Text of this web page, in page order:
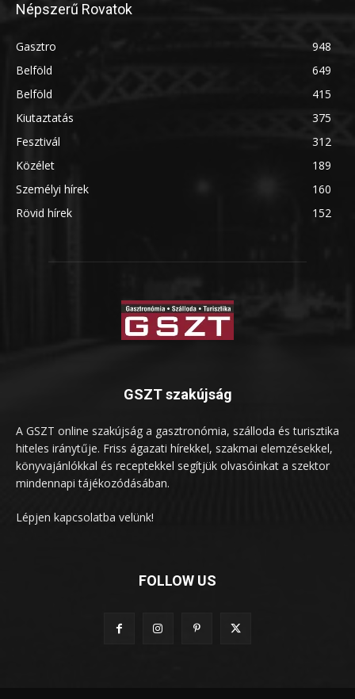
Népszerű Rovatok
Gasztro
948
Belföld
649
Belföld
415
Kiutaztatás
375
Fesztivál
312
Közélet
189
Személyi hírek
160
Rövid hírek
152
GSZT szakújság
A GSZT online szakújság a gasztronómia, szálloda és turisztika
hiteles iránytűje. Friss ágazati hírekkel, szakmai elemzésekkel,
könyvajánlókkal és receptekkel segítjük olvasóinkat a szektor
mindennapi tájékozódásában.
Lépjen kapcsolatba velünk!
FOLLOW US